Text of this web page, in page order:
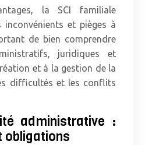
la SCI familiale
inconvénients et pièges à
de bien comprendre
juridiques et
et à la gestion de la
difficultés et les conflits
administrative :
obligations